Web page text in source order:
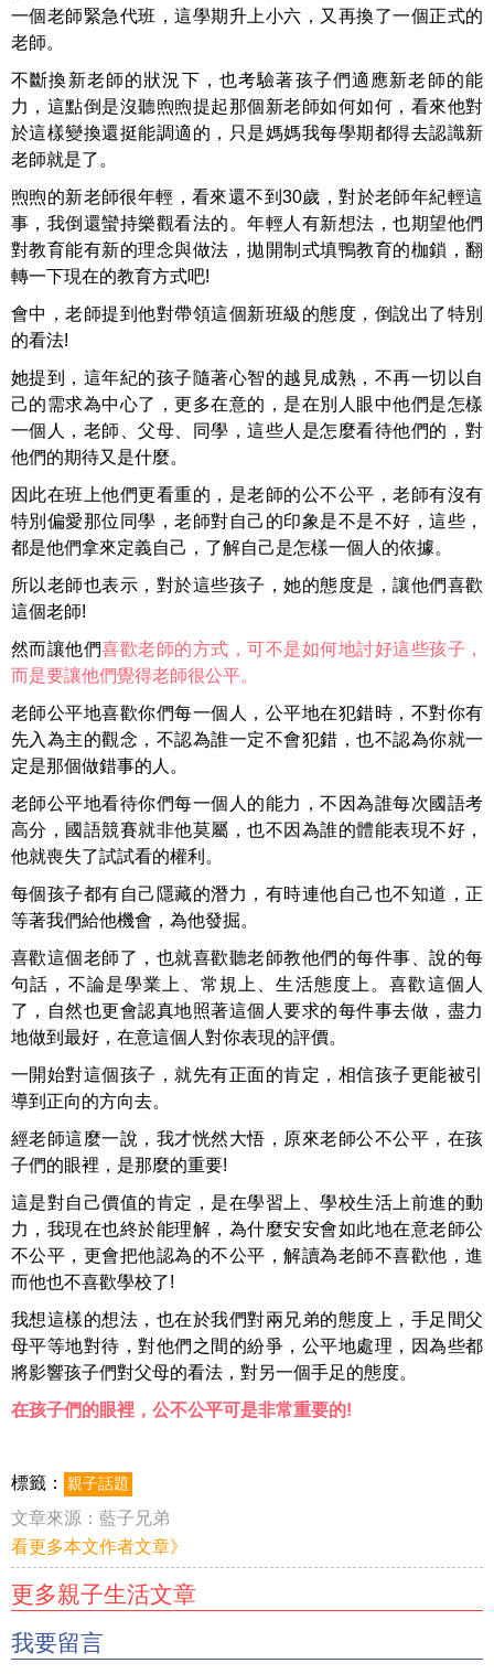
一個老師緊急代班，這學期升上小六，又再換了一個正式的
老師。
不斷換新老師的狀況下，也考驗著孩子們適應新老師的能
力，這點倒是沒聽煦煦提起那個新老師如何如何，看來他對
於這樣變換還挺能調適的，只是媽媽我每學期都得去認識新
老師就是了。
煦煦的新老師很年輕，看來還不到30歲，對於老師年紀輕這
事，我倒還蠻持樂觀看法的。年輕人有新想法，也期望他們
對教育能有新的理念與做法，拋開制式填鴨教育的枷鎖，翻
轉一下現在的教育方式吧!
會中，老師提到他對帶領這個新班級的態度，倒說出了特別
的看法!
她提到，這年紀的孩子隨著心智的越見成熟，不再一切以自
己的需求為中心了，更多在意的，是在別人眼中他們是怎樣
一個人，老師、父母、同學，這些人是怎麼看待他們的，對
他們的期待又是什麼。
因此在班上他們更看重的，是老師的公不公平，老師有沒有
特別偏愛那位同學，老師對自己的印象是不是不好，這些，
都是他們拿來定義自己，了解自己是怎樣一個人的依據。
所以老師也表示，對於這些孩子，她的態度是，讓他們喜歡
這個老師!
然而讓他們喜歡老師的方式，可不是如何地討好這些孩子，
而是要讓他們覺得老師很公平。
老師公平地喜歡你們每一個人，公平地在犯錯時，不對你有
先入為主的觀念，不認為誰一定不會犯錯，也不認為你就一
定是那個做錯事的人。
老師公平地看待你們每一個人的能力，不因為誰每次國語考
高分，國語競賽就非他莫屬，也不因為誰的體能表現不好，
他就喪失了試試看的權利。
每個孩子都有自己隱藏的潛力，有時連他自己也不知道，正
等著我們給他機會，為他發掘。
喜歡這個老師了，也就喜歡聽老師教他們的每件事、說的每
句話，不論是學業上、常規上、生活態度上。喜歡這個人
了，自然也更會認真地照著這個人要求的每件事去做，盡力
地做到最好，在意這個人對你表現的評價。
一開始對這個孩子，就先有正面的肯定，相信孩子更能被引
導到正向的方向去。
經老師這麼一說，我才恍然大悟，原來老師公不公平，在孩
子們的眼裡，是那麼的重要!
這是對自己價值的肯定，是在學習上、學校生活上前進的動
力，我現在也終於能理解，為什麼安安會如此地在意老師公
不公平，更會把他認為的不公平，解讀為老師不喜歡他，進
而他也不喜歡學校了!
我想這樣的想法，也在於我們對兩兄弟的態度上，手足間父
母平等地對待，對他們之間的紛爭，公平地處理，因為些都
將影響孩子們對父母的看法，對另一個手足的態度。
在孩子們的眼裡，公不公平可是非常重要的!
標籤： 親子話題
文章來源： 藍子兄弟
看更多本文作者文章》
更多親子生活文章
我要留言